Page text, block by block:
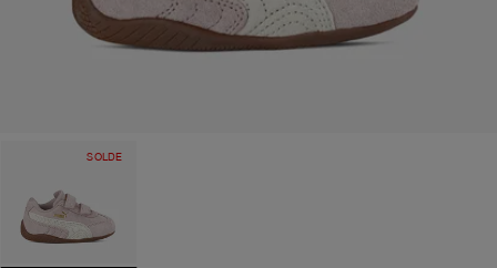
SOLDE